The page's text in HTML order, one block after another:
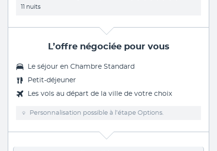
11 nuits
L’offre négociée pour vous
Le séjour en Chambre Standard
Petit-déjeuner
Les vols au départ de la ville de votre choix
Personnalisation possible à l’étape Options.